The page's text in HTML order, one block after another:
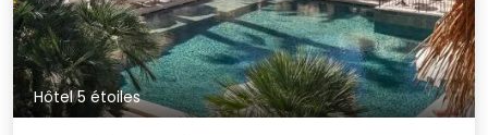
Hôtel 5 étoiles